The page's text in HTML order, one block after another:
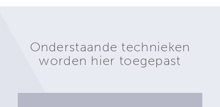
Onderstaande technieken
worden hier toegepast